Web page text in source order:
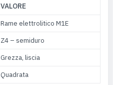
VALORE
Rame elettrolitico M1E
Z4 – semiduro
Grezza, liscia
Quadrata